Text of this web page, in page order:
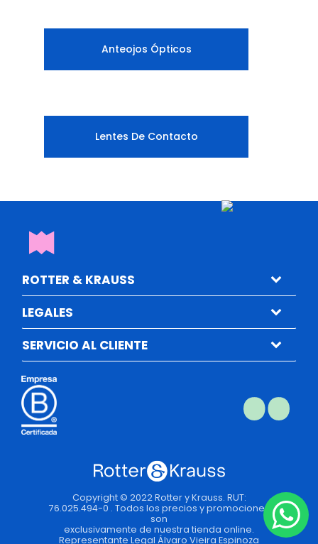
Anteojos Ópticos
Lentes De Contacto
ROTTER & KRAUSS
LEGALES
SERVICIO AL CLIENTE
Copyright © 2022 Rotter y Krauss. RUT:
76.025.494-0 . Todos los precios y promociones
son
exclusivamente de nuestra tienda online.
Representante Legal Álvaro Vieira Espinoza